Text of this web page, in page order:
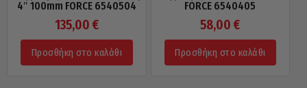
4″ 100mm FORCE 6540504
135,00 €
Προσθήκη στο καλάθι
FORCE 6540405
58,00€
Προσθήκη στο καλάθι